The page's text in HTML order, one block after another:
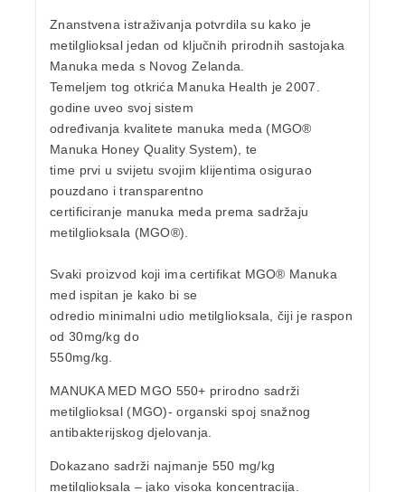
Znanstvena istraživanja potvrdila su kako je
metilglioksaljedan od ključnih prirodnih sastojaka
Manuka meda s Novog Zelanda.
Temeljem tog otkrića Manuka Health je 2007.
godine uveo svoj sistem
određivanja kvalitete manuka meda (MGO®
Manuka Honey Quality System), te
time prvi u svijetu svojim klijentima osigurao
pouzdano i transparentno
certificiranje manuka meda prema sadržaju
metilglioksala (MGO®).
Svaki proizvod koji imacertifikat MGO® Manuka
med ispitan je kako bi se
odredio minimalni udio metilglioksala, čiji je raspon
od 30mg/kg do
550mg/kg.
MANUKA MED MGO 550+ prirodno sadrži
metilglioksal(MGO)- organski spoj snažnog
antibakterijskog djelovanja.
Dokazano sadrži najmanje 550 mg/kg
metilglioksala – jako visoka koncentracija.